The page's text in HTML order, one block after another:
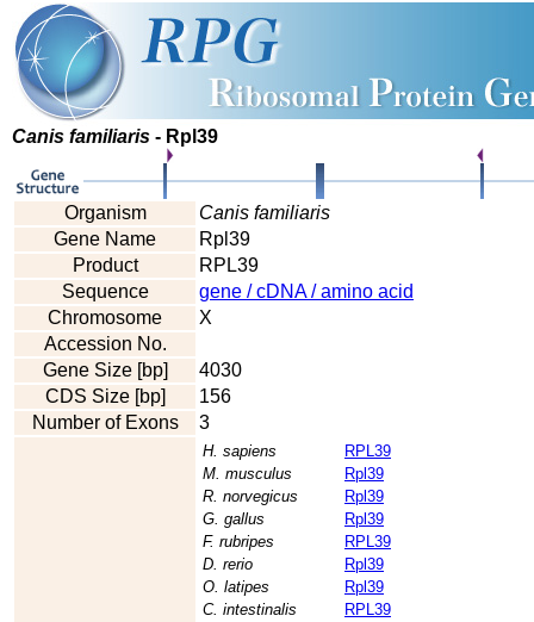
Canis familiaris - Rpl39
Organism
Canis familiaris
Gene Name
Rpl39
Product
RPL39
Sequence
gene / cDNA / amino acid
Chromosome
X
Accession No.
Gene Size [bp]
4030
CDS Size [bp]
156
Number of Exons
3
H. sapiens
RPL39
M. musculus
Rpl39
R. norvegicus
Rpl39
G. gallus
Rpl39
F. rubripes
RPL39
D. rerio
Rpl39
O. latipes
Rpl39
C. intestinalis
RPL39